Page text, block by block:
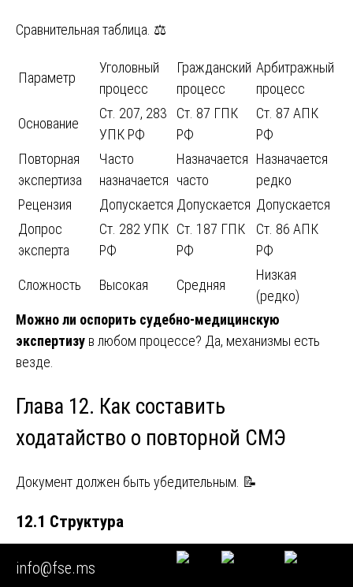
Сравнительная таблица. ⚖️
Параметр
Уголовный
процесс
Гражданский
процесс
Арбитражный
процесс
Основание
Ст. 207, 283
УПК РФ
Ст. 87 ГПК
РФ
Ст. 87 АПК
РФ
Повторная
экспертиза
Часто
назначается
Назначается
часто
Назначается
редко
Рецензия
Допускается Допускается Допускается
Допрос
эксперта
Ст. 282 УПК
РФ
Ст. 187 ГПК
РФ
Ст. 86 АПК
РФ
Сложность Высокая Средняя
Низкая
(редко)
Можно ли оспорить судебно-медицинскую
экспертизу в любом процессе? Да, механизмы есть
везде.
Глава 12. Как составить
ходатайство о повторной СМЭ
Документ должен быть убедительным. 📝
12.1 Структура
Шапка:суд (или следователю), номер дела.
Вводная:
info@fse.ms